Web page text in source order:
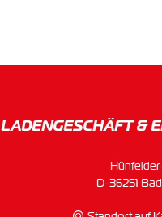
LADENGESCHÄFT &
D-36251